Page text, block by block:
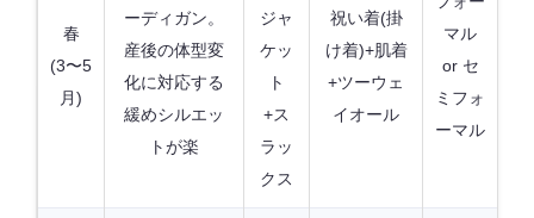
春
(3〜5
月)
ーディガン。
産後の体型変
化に対応する
緩めシルエッ
トが楽
ジャ
ケッ
ト
+ス
ラッ
クス
祝い着(掛
け着)+肌着
+ツーウェ
イオール
マル
or セ
ミフォ
ーマル